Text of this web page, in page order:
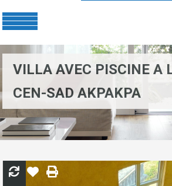
VILLA AVEC PISCINE A
CEN-SAD AKPAKPA